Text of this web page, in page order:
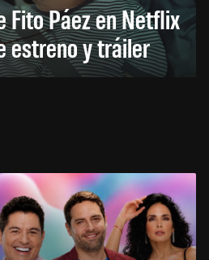
Fito Páez en Netflix
estreno y tráiler